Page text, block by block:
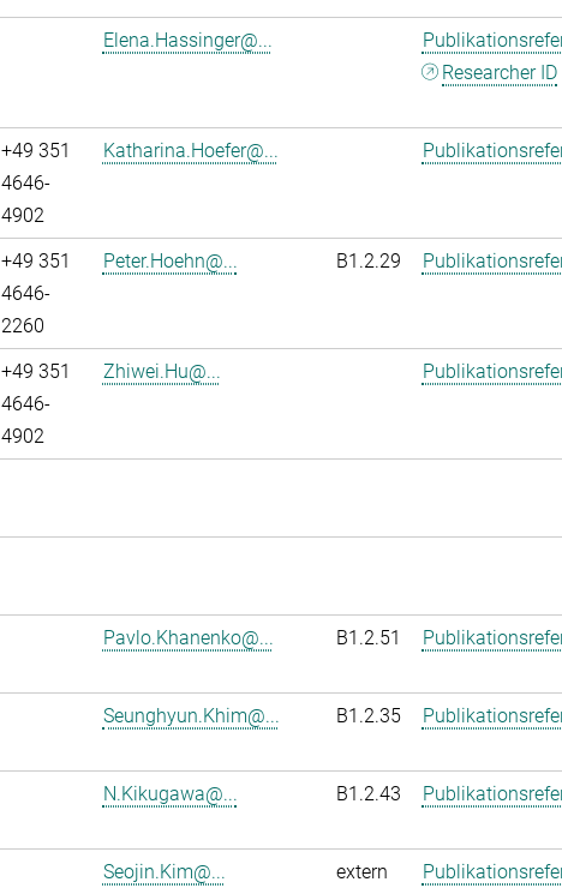
Elena.Hassinger@...
Researcher ID
+49 351
4646-
4902
Katharina.Hoefer@...
+49 351
4646-
2260
Peter.Hoehn@... B1.2.29
+49 351
4646-
4902
Zhiwei.Hu@...
Pavlo.Khanenko@... B1.2.51
Seunghyun.Khim@... B1.2.35
N.Kikugawa@... B1.2.43
Seojin.Kim@... extern